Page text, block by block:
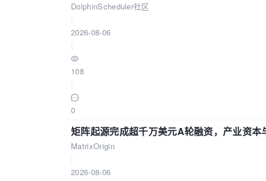
DolphinScheduler社区
2026-08-06
108
0
矩阵起源完成超千万美元A轮融资，产业资
MatrixOrigin
2026-08-06